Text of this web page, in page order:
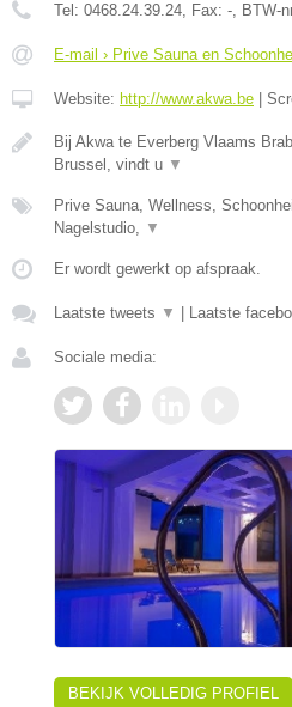
Tel: 0468.24.39.24, Fax: -, BTW-
E-mail › Prive Sauna en
Website: http://www.akwa.be
Bij Akwa te Everberg Vlaams
Brussel, vindt u ▼
Prive Sauna, Wellness,
Nagelstudio, ▼
Er wordt gewerkt op afspraak.
Laatste tweets ▼ Laatste
Sociale media:
BEKIJK VOLLEDIG PROFIEL